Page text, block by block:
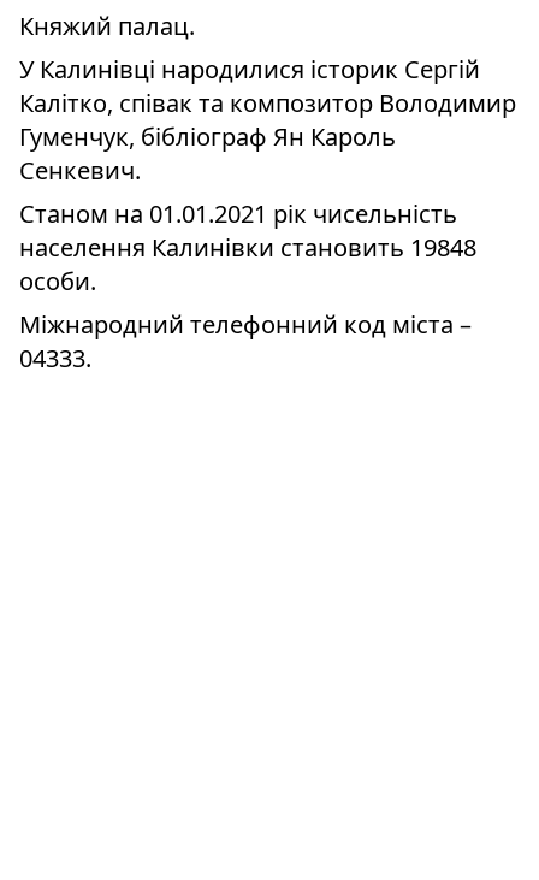
Княжий палац.
У Калинівці народилися історик Сергій
Калітко, співак та композитор Володимир
Гуменчук, бібліограф Ян Кароль
Сенкевич.
Станом на 01.01.2021 рік чисельність
населення Калинівки становить 19848
особи.
Міжнародний телефонний код міста –
04333.